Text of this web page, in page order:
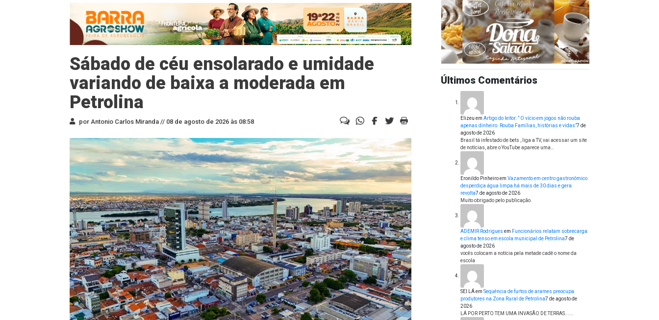
Sábado de céu ensolarado e umidade
variando de baixa a moderada em
Petrolina
por Antonio Carlos Miranda // 08 de agosto de 2026 às 08:58
Últimos Comentários
Elizeu em Artigo do leitor: ” O vício em jogos não rouba
apenas dinheiro. Rouba Famílias, histórias e vidas”7 de
agosto de 2026
Brasil tá infestado de bets , liga a TV, vai acessar um site
de notícias, abre o YouTube aparece uma…
Eronildo Pinheiroem Vazamento em centro gastronômico
desperdiça água limpa há mais de 30 dias e gera
revolta7 de agosto de 2026
Muito obrigado pelo publicação.
ADEMIR Rodrigues em Funcionários relatam sobrecarga
e clima tenso em escola municipal de Petrolina7 de
agosto de 2026
vocês colocam a notícia pela metade cadê o nome da
escola
SEI LÁem Sequência de furtos de arames preocupa
produtores na Zona Rural de Petrolina7 de agosto de
2026
LÁ POR PERTO TEM UMA INVASÃO DE TERRAS......